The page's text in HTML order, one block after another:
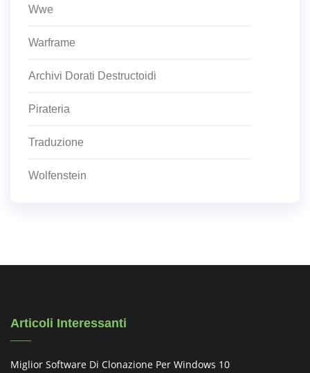
Wwe
Warframe
Archivi Dorati Destructoidi
Pirateria
Traduzione
Wolfenstein
Articoli Interessanti
Miglior Software Di Clonazione Per Windows 10